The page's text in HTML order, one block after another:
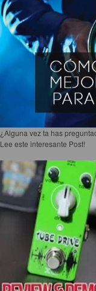
¿Alguna vez ta has
Lee este interesante Post!